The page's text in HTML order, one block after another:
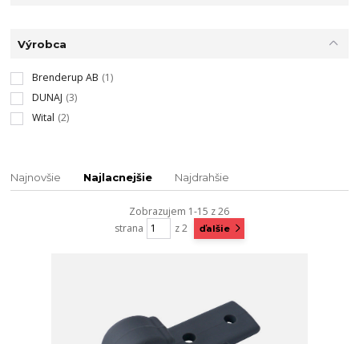
Výrobca
Brenderup AB (1)
DUNAJ (3)
Wital (2)
Najnovšie Najlacnejšie Najdrahšie
Zobrazujem 1-15 z 26
strana
z 2 ďalšie